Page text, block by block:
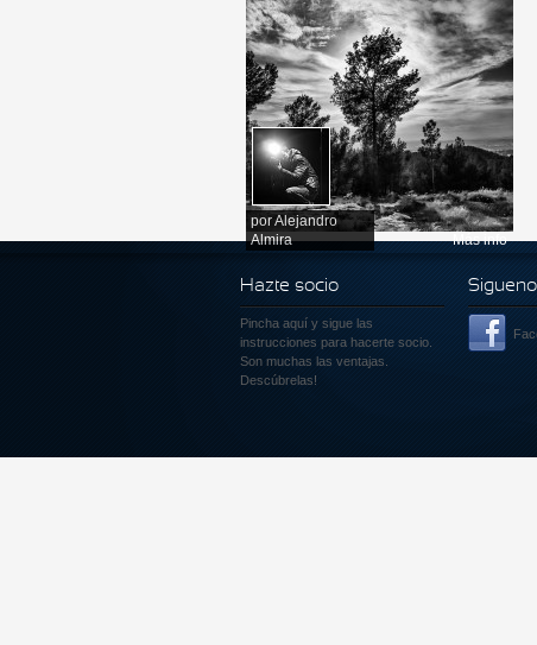
porAlejandro
Almira
Más info
Hazte socio
Pincha aquí y sigue las
instrucciones para hacerte socio.
Son muchas las ventajas.
Descúbrelas!